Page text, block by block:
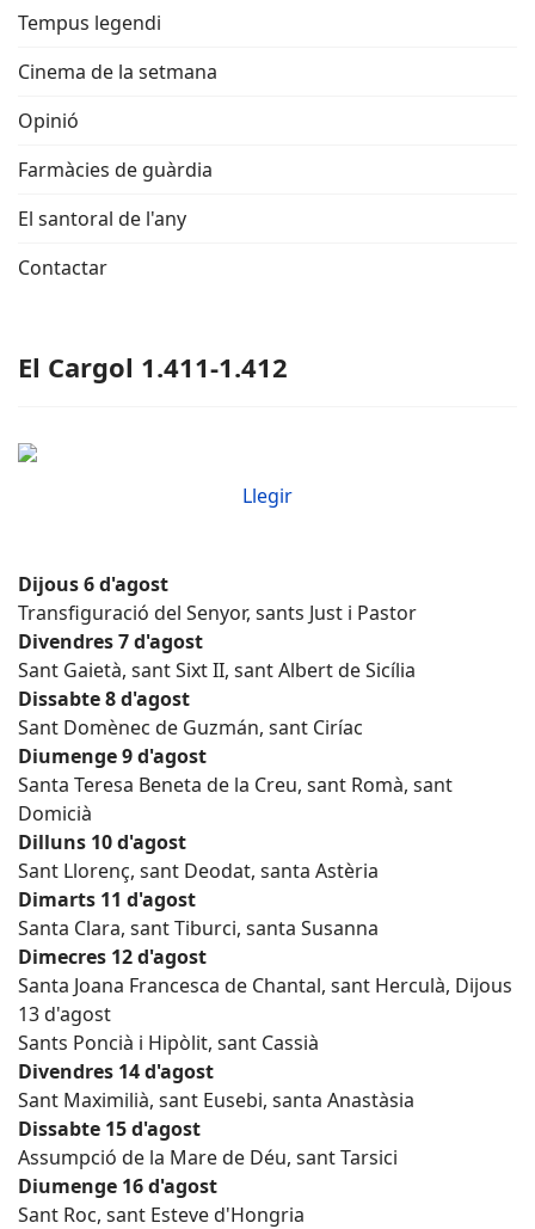
Tempus legendi
Cinema de la setmana
Opinió
Farmàcies de guàrdia
El santoral de l'any
Contactar
El Cargol 1.411-1.412
Llegir
Dijous 6 d'agost
Transfiguració del Senyor, sants Just i Pastor
Divendres 7 d'agost
Sant Gaietà, sant Sixt II, sant Albert de Sicília
Dissabte 8 d'agost
Sant Domènec de Guzmán, sant Ciríac
Diumenge 9 d'agost
Santa Teresa Beneta de la Creu, sant Romà, sant
Domicià
Dilluns 10 d'agost
Sant Llorenç, sant Deodat, santa Astèria
Dimarts 11 d'agost
Santa Clara, sant Tiburci, santa Susanna
Dimecres 12 d'agost
Santa Joana Francesca de Chantal, sant Herculà, Dijous
13 d'agost
Sants Poncià i Hipòlit, sant Cassià
Divendres 14 d'agost
Sant Maximilià, sant Eusebi, santa Anastàsia
Dissabte 15 d'agost
Assumpció de la Mare de Déu, sant Tarsici
Diumenge 16 d'agost
Sant Roc, sant Esteve d'Hongria